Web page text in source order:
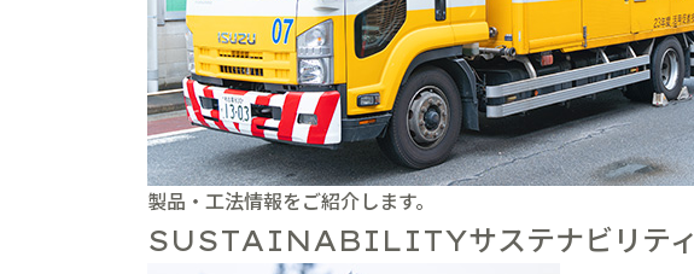
製品・工法情報をご紹介します。
SUSTAINABILITYサステナビリティ